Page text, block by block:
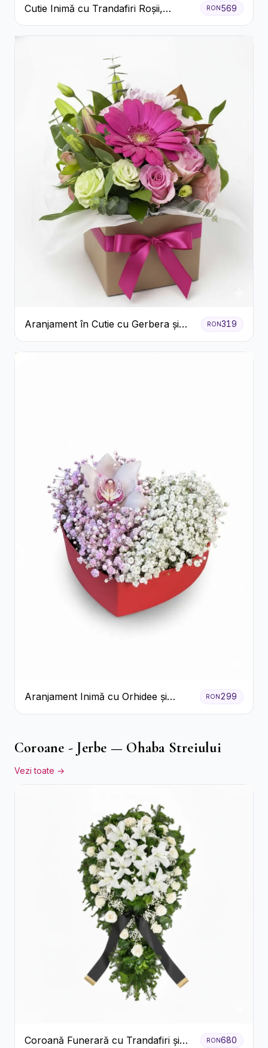
Cutie Inimă cu Trandafiri Roșii,
Crizanteme Albe și Bomboane
RON569
Aranjament în Cutie cu Gerbera și
Trandafiri Roz
RON319
Aranjament Inimă cu Orhidee și
Floarea Miresei
RON299
Coroane - Jerbe — Ohaba Streiului
Vezi toate →
Coroană Funerară cu Trandafiri și
RON680